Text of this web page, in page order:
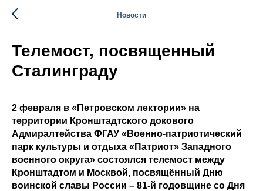
Новости
Телемост, посвященный
Сталинграду
2 февраля в «Петровском лектории» на
территории Кронштадтского докового
Адмиралтейства ФГАУ «Военно-патриотический
парк культуры и отдыха «Патриот» Западного
военного округа» состоялся телемост между
Кронштадтом и Москвой, посвящённый Дню
воинской славы России – 81-й годовщине со Дня